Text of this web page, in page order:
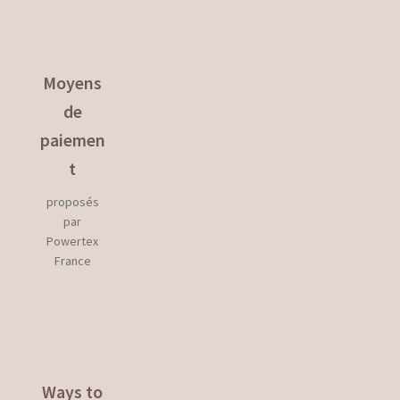
Politique de confidentialité
Politique de cookies
Privacy Policy
Registration Confirmation
Moyens
de
paiemen
t
proposés
par
Powertex
France
Ways to